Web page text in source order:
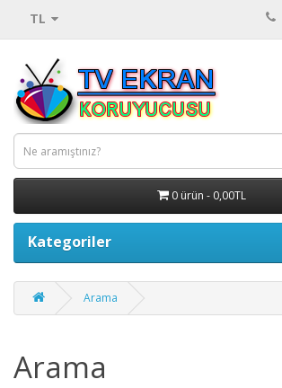
TL
0 ürün - 0,00TL
Kategoriler
Arama
Arama